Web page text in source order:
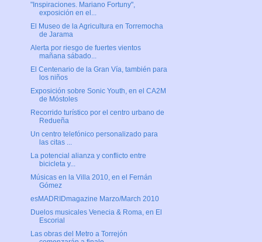
"Inspiraciones. Mariano Fortuny",
exposición en el...
El Museo de la Agricultura en Torremocha
de Jarama
Alerta por riesgo de fuertes vientos
mañana sábado...
El Centenario de la Gran Vía, también para
los niños
Exposición sobre Sonic Youth, en el CA2M
de Móstoles
Recorrido turístico por el centro urbano de
Redueña
Un centro telefónico personalizado para
las citas ...
La potencial alianza y conflicto entre
bicicleta y...
Músicas en la Villa 2010, en el Fernán
Gómez
esMADRIDmagazine Marzo/March 2010
Duelos musicales Venecia & Roma, en El
Escorial
Las obras del Metro a Torrejón